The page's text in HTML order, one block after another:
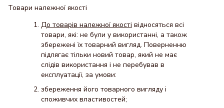
Товари належної якості
До товарів належної якості відносяться всі
товари, які: не були у використанні, а також
збережені їх товарний вигляд. Поверненню
підлягає тільки новий товар, який не має
слідів використання і не перебував в
експлуатації, за умови:
збереження його товарного вигляду і
споживчих властивостей;